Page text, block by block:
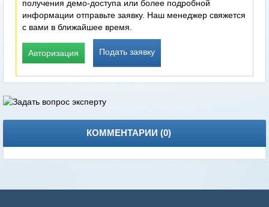
получения демо-доступа или более подробной
информации отправьте заявку. Наш менеджер свяжется
с вами в ближайшее время.
Авторизация Подать заявку
КОММЕНТАРИИ (0)